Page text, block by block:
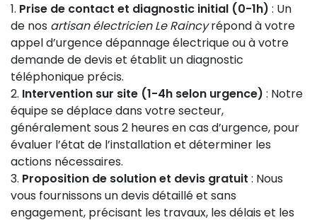
Prise de contact et diagnostic initial (0-1h) : Un
de nos artisan électricien Le Raincyrépond à votre
appel d’urgence dépannage électrique ou à votre
demande de devis et établit un diagnostic
téléphonique précis.
Intervention sur site (1-4h selon urgence) : Notre
équipe se déplace dans votre secteur,
généralement sous 2 heures en cas d’urgence, pour
évaluer l’état de l’installation et déterminer les
actions nécessaires.
Proposition de solution et devis gratuit : Nous
vous fournissons un devis détaillé et sans
engagement, précisant les travaux, les délais et les